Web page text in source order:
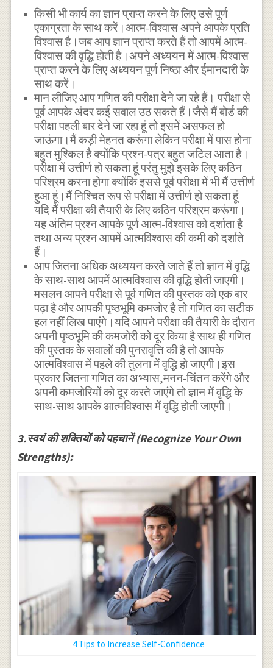
किसी भी कार्य का ज्ञान प्राप्त करने के लिए उसे पूर्ण
एकाग्रता के साथ करें।आत्म-विश्वास अपने आपके प्रति
विश्वास है।जब आप ज्ञान प्राप्त करते हैं तो आपमें आत्म-
विश्वास की वृद्धि होती है।अपने अध्ययन में आत्म-विश्वास
प्राप्त करने के लिए अध्ययन पूर्ण निष्ठा और ईमानदारी के
साथ करें।
मान लीजिए आप गणित की परीक्षा देने जा रहे हैं। परीक्षा से
पूर्व आपके अंदर कई सवाल उठ सकते हैं।जैसे मैं बोर्ड की
परीक्षा पहली बार देने जा रहा हूं तो इसमें असफल हो
जाऊंगा।मैं कड़ी मेहनत करूंगा लेकिन परीक्षा में पास होना
बहुत मुश्किल है क्योंकि प्रश्न-पत्र बहुत जटिल आता है।
परीक्षा में उत्तीर्ण हो सकता हूं परंतु मुझे इसके लिए कठिन
परिश्रम करना होगा क्योंकि इससे पूर्व परीक्षा में भी मैं उत्तीर्ण
हुआ हूं।मैं निश्चित रूप से परीक्षा में उत्तीर्ण हो सकता हूं
यदि मैं परीक्षा की तैयारी के लिए कठिन परिश्रम करूंगा।
यह अंतिम प्रश्न आपके पूर्ण आत्म-विश्वास को दर्शाता है
तथा अन्य प्रश्न आपमें आत्मविश्वास की कमी को दर्शाते
हैं।
आप जितना अधिक अध्ययन करते जाते हैं तो ज्ञान में वृद्धि
के साथ-साथ आपमें आत्मविश्वास की वृद्धि होती जाएगी।
मसलन आपने परीक्षा से पूर्व गणित की पुस्तक को एक बार
पढ़ा है और आपकी पृष्ठभूमि कमजोर है तो गणित का सटीक
हल नहीं लिख पाएंगे।यदि आपने परीक्षा की तैयारी के दौरान
अपनी पृष्ठभूमि की कमजोरी को दूर किया है साथ ही गणित
की पुस्तक के सवालों की पुनरावृत्ति की है तो आपके
आत्मविश्वास में पहले की तुलना में वृद्धि हो जाएगी।इस
प्रकार जितना गणित का अभ्यास,मनन-चिंतन करेंगे और
अपनी कमजोरियों को दूर करते जाएंगे तो ज्ञान में वृद्धि के
साथ-साथ आपके आत्मविश्वास में वृद्धि होती जाएगी।
3.स्वयं की शक्तियों को पहचानें (Recognize Your Own
Strengths):
4 Tips to Increase Self-Confidence